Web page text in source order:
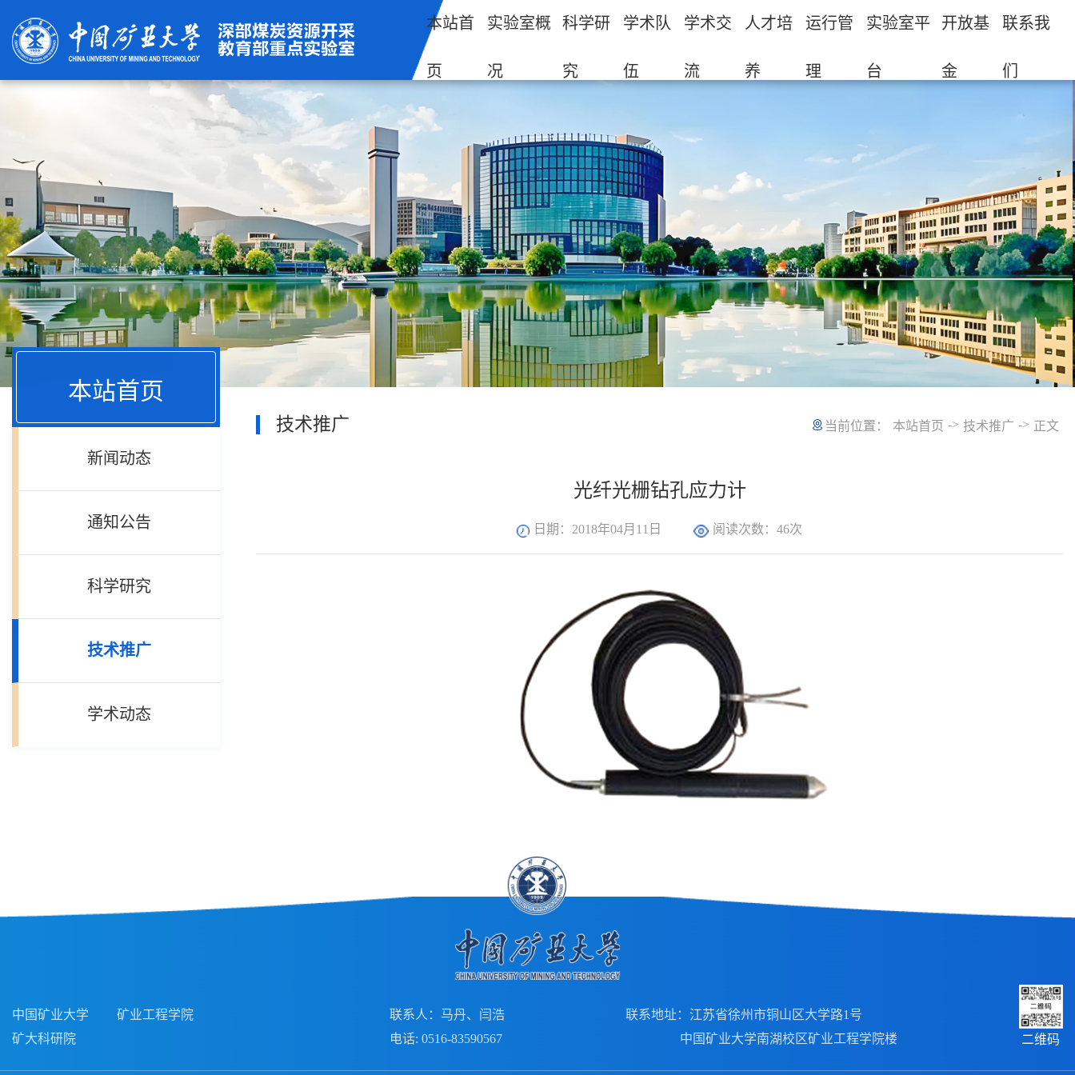
本站首
页
实验室概
况
科学研
究
学术队
伍
学术交
流
人才培
养
运行管
理
实验室平
台
开放基
金
联系我
们
本站首页
新闻动态
通知公告
科学研究
技术推广
学术动态
技术推广 当前位置： 本站首页 -> 技术推广 -> 正文
光纤光栅钻孔应力计
日期：2018年04月11日 阅读次数： 46次
中国矿业大学
矿业工程学院
矿大科研院
联系人：马丹、闫浩
电话: 0516-83590567
联系地址：江苏省徐州市铜山区大学路1号
中国矿业大学南湖校区矿业工程学院楼
二维码